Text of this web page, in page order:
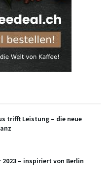
trifft Leistung – die neue
– inspiriert von Berlin